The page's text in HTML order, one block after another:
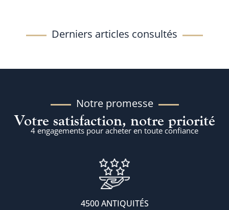
Derniers articles consultés
Notre promesse
Votre satisfaction, notre priorité
4 engagements pour acheter en toute confiance
4500 ANTIQUITÉS